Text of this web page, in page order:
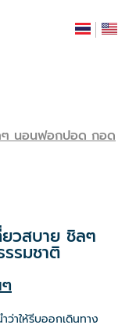
ๆ นอนฟอกปอด กอด
วสบาย ชิลๆ
รมชาติ
ว่าให้รีบออกเดินทาง